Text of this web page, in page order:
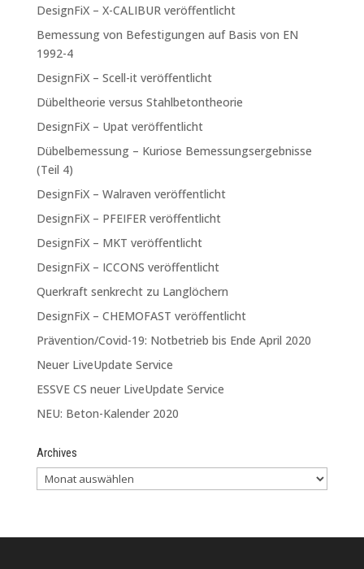
DesignFiX – X-CALIBUR veröffentlicht
Bemessung von Befestigungen auf Basis von EN
1992-4
DesignFiX – Scell-it veröffentlicht
Dübeltheorie versus Stahlbetontheorie
DesignFiX – Upat veröffentlicht
Dübelbemessung – Kuriose Bemessungsergebnisse
(Teil 4)
DesignFiX – Walraven veröffentlicht
DesignFiX – PFEIFER veröffentlicht
DesignFiX – MKT veröffentlicht
DesignFiX – ICCONS veröffentlicht
Querkraft senkrecht zu Langlöchern
DesignFiX – CHEMOFAST veröffentlicht
Prävention/Covid-19: Notbetrieb bis Ende April 2020
Neuer LiveUpdate Service
ESSVE CS neuer LiveUpdate Service
NEU: Beton-Kalender 2020
Archives